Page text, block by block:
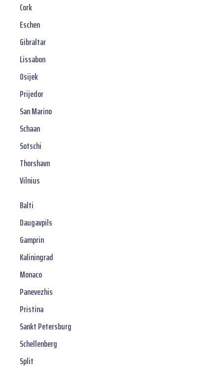
Cork
Eschen
Gibraltar
Lissabon
Osijek
Prijedor
San Marino
Schaan
Sotschi
Thorshavn
Vilnius
Balti
Daugavpils
Gamprin
Kaliningrad
Monaco
Panevezhis
Pristina
Sankt Petersburg
Schellenberg
Split